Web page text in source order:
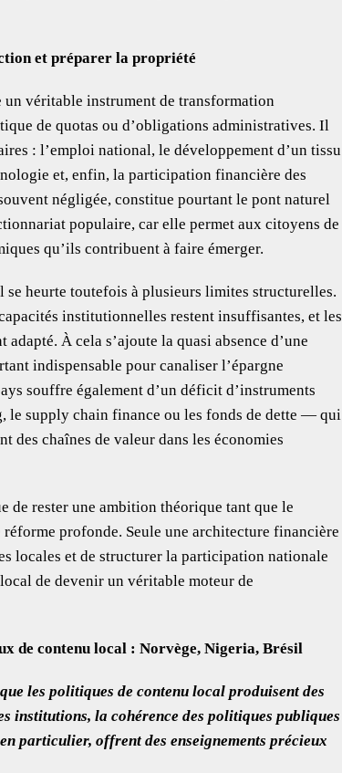
et préparer la propriété
véritable instrument de transformation
de quotas ou d’obligations administratives. Il
: l’emploi national, le développement d’un tissu
et, enfin, la participation financière des
négligée, constitue pourtant le pont naturel
populaire, car elle permet aux citoyens de
qu’ils contribuent à faire émerger.
heurte toutefois à plusieurs limites structurelles.
institutionnelles restent insuffisantes, et les
À cela s’ajoute la quasi absence d’une
indispensable pour canaliser l’épargne
souffre également d’un déficit d’instruments
le supply chain finance ou les fonds de dette — qui
des chaînes de valeur dans les économies
de rester une ambition théorique tant que le
profonde. Seule une architecture financière
locales et de structurer la participation nationale
de devenir un véritable moteur de
de contenu local : Norvège, Nigeria, Brésil
les politiques de contenu local produisent des
institutions, la cohérence des politiques publiques
particulier, offrent des enseignements précieux